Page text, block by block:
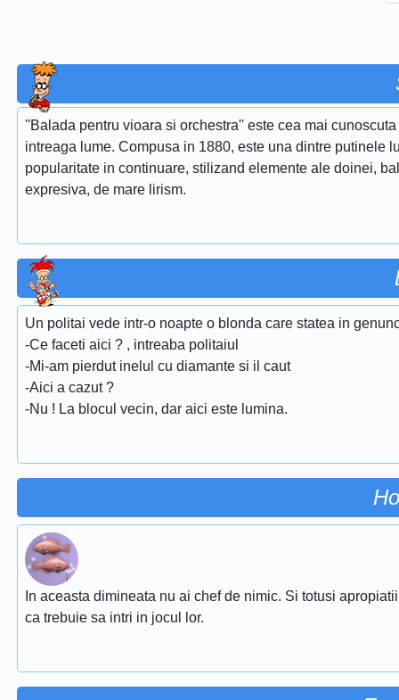
''Balada pentru vioara si orchestra'' este cea mai
intreaga lume. Compusa in 1880, este una dintre putinele
popularitate in continuare, stilizand elemente ale doinei,
expresiva, de mare lirism.
Un politai vede intr-o noapte o blonda care statea in
-Ce faceti aici ? , intreaba politaiul
-Mi-am pierdut inelul cu diamante si il caut
-Aici a cazut ?
-Nu ! La blocul vecin, dar aici este lumina.
In aceasta dimineata nu ai chef de nimic. Si totusi
ca trebuie sa intri in jocul lor.